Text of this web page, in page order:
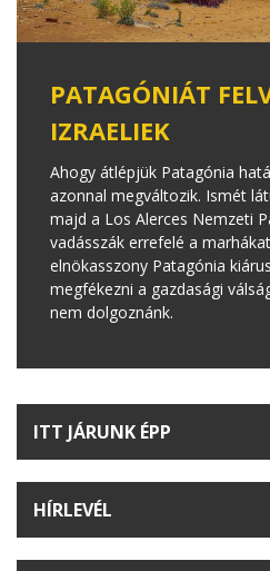
PATAGÓNIÁT
IZRAELIEK
Ahogy átlépjük Patagónia
azonnal megváltozik. Ismét
majd a Los Alerces Nemzeti
vadásszák errefelé a
elnökasszony Patagónia
megfékezni a gazdasági
nem dolgoznánk.
ITT JÁRUNK ÉPP
HÍRLEVÉL